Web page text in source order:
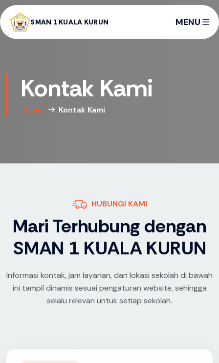
SMAN 1 KUALA KURUN MENU
Kontak Kami
Home Kontak Kami
HUBUNGI KAMI
Mari Terhubung dengan
SMAN 1 KUALA KURUN
Informasi kontak, jam layanan, dan lokasi sekolah di bawah
ini tampil dinamis sesuai pengaturan website, sehingga
selalu relevan untuk setiap sekolah.